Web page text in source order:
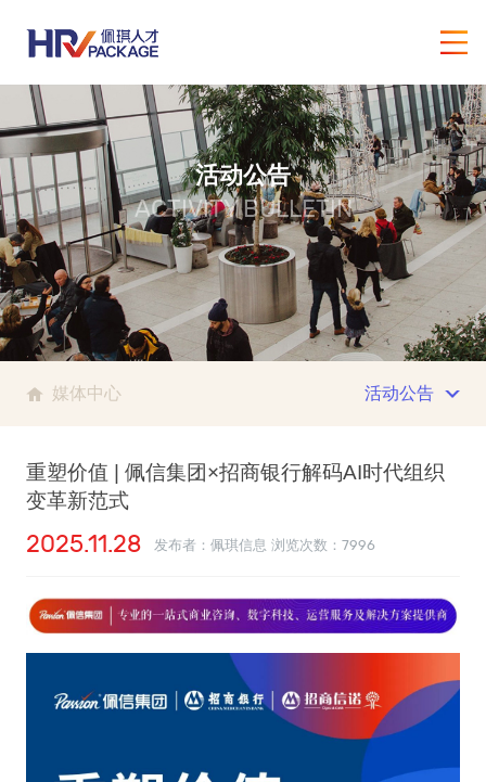
活动公告
ACTIVITY BULLETIN
媒体中心 活动公告
重塑价值 | 佩信集团×招商银行解码AI时代组织
变革新范式
2025.11.28 发布者：佩琪信息 浏览次数： 7996